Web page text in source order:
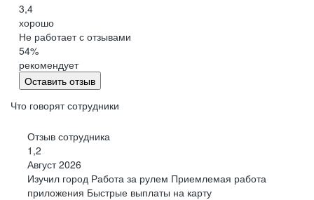
3,4
хорошо
Не работает с отзывами
54%
рекомендует
Оставить отзыв
Что говорят сотрудники
Отзыв сотрудника
1,2
Август 2026
Изучил город Работа за рулем Приемлемая работа
приложения Быстрые выплаты на карту